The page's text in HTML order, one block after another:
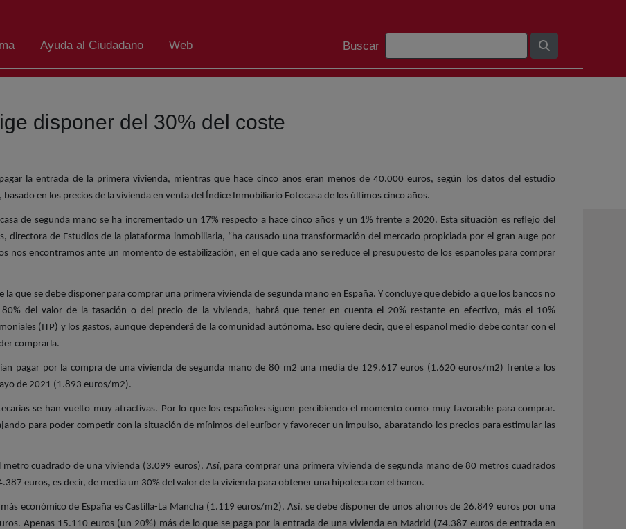
Ayuda al Ciudadano Web
Search Bar
Buscar
disponer del 30% del coste
la entrada de la primera vivienda, mientras que hace cinco años eran menos de 40.000 euros, según los datos del estudio
basado en los precios de la vivienda en venta del Índice Inmobiliario Fotocasa de los últimos cinco años.
de segunda mano se ha incrementado un 17% respecto a hace cinco años y un 1% frente a 2020. Esta situación es reflejo del
directora de Estudios de la plataforma inmobiliaria, “ha causado una transformación del mercado propiciada por el gran auge por
nos encontramos ante un momento de estabilización, en el que cada año se reduce el presupuesto de los españoles para comprar
que se debe disponer para comprar una primera vivienda de segunda mano en España. Y concluye que debido a que los bancos no
80% del valor de la tasación o del precio de la vivienda, habrá que tener en cuenta el 20% restante en efectivo, más el 10%
(ITP) y los gastos, aunque dependerá de la comunidad autónoma. Eso quiere decir, que el español medio debe contar con el
comprarla.
pagar por la compra de una vivienda de segunda mano de 80 m2 una media de 129.617 euros (1.620 euros/m2) frente a los
de 2021 (1.893 euros/m2).
se han vuelto muy atractivas. Por lo que los españoles siguen percibiendo el momento como muy favorable para comprar.
para poder competir con la situación de mínimos del euríbor y favorecer un impulso, abaratando los precios para estimular las
metro cuadrado de una vivienda (3.099 euros). Así, para comprar una primera vivienda de segunda mano de 80 metros cuadrados
euros, es decir, de media un 30% del valor de la vivienda para obtener una hipoteca con el banco.
económico de España es Castilla-La Mancha (1.119 euros/m2). Así, se debe disponer de unos ahorros de 26.849 euros por una
Apenas 15.110 euros (un 20%) más de lo que se paga por la entrada de una vivienda en Madrid (74.387 euros de entrada en